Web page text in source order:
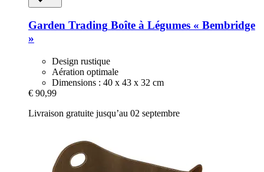
Garden Trading Boîte à Légumes « Bembridge
»
Design rustique
Aération optimale
Dimensions : 40 x 43 x 32 cm
€ 90,99
Livraison gratuite jusqu’au 02 septembre